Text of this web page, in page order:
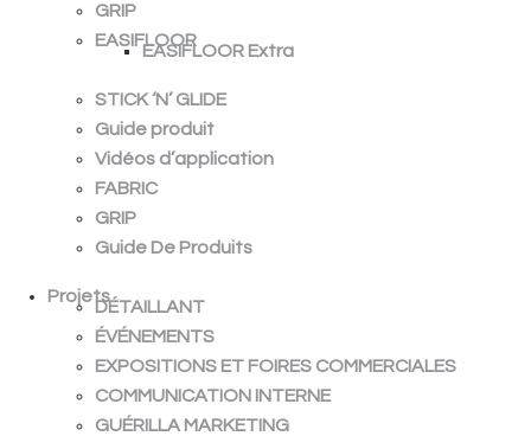
GRIP
EASIFLOOR
EASIFLOOR Extra
STICK ‘N’ GLIDE
Guide produit
Vidéos d’application
FABRIC
GRIP
Guide De Produits
Projets
DÉTAILLANT
ÉVÉNEMENTS
EXPOSITIONS ET FOIRES COMMERCIALES
COMMUNICATION INTERNE
GUÉRILLA MARKETING